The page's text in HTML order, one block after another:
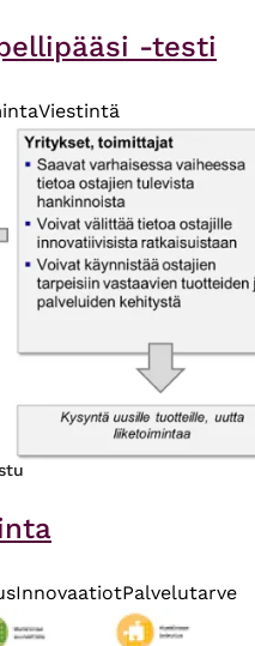
-testi
Viestintä
InnovaatiotPalvelutarve